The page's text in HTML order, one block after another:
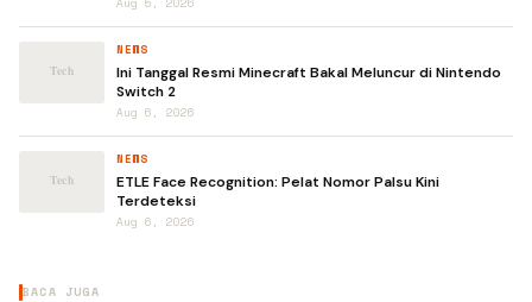
NEWS
Ini Tanggal Resmi Minecraft Bakal Meluncur di Nintendo
Switch 2
Aug 6, 2026
NEWS
ETLE Face Recognition: Pelat Nomor Palsu Kini
Terdeteksi
Aug 6, 2026
BACA JUGA